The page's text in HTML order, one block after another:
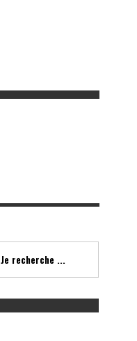
Je recherche ...